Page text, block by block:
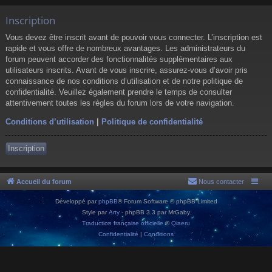
Inscription
Vous devez être inscrit avant de pouvoir vous connecter. L’inscription est
rapide et vous offre de nombreux avantages. Les administrateurs du
forum peuvent accorder des fonctionnalités supplémentaires aux
utilisateurs inscrits. Avant de vous inscrire, assurez-vous d’avoir pris
connaissance de nos conditions d’utilisation et de notre politique de
confidentialité. Veuillez également prendre le temps de consulter
attentivement toutes les règles du forum lors de votre navigation.
Conditions d’utilisation Politique de confidentialité
Inscription
Accueil du forum Nous contacter
Développé par phpBB® Forum Software © phpBB Limited
Style parArty - phpBB 3.3 par MrGaby
Traduction française officielle ©Qiaeru
Confidentialité | Conditions